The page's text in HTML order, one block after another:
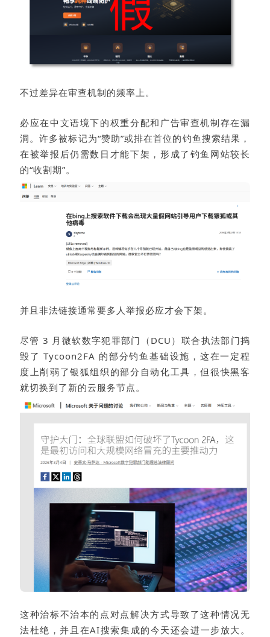
不过差异在审查机制的频率上。
必应在中文语境下的权重分配和广告审查机制存在漏
洞。许多被标记为“赞助”或排在首位的钓鱼搜索结果，
在被举报后仍需数日才能下架，形成了钓鱼网站较长
的“收割期”。
并且非法链接通常要多人举报必应才会下架。
尽管 3 月微软数字犯罪部门（DCU）联合执法部门捣
毁了 Tycoon2FA 的部分钓鱼基础设施，这在一定程
度上削弱了银狐组织的部分自动化工具，但很快黑客
就切换到了新的云服务节点。
这种治标不治本的点对点解决方式导致了这种情况无
法杜绝，并且在AI搜索集成的今天还会进一步放大。